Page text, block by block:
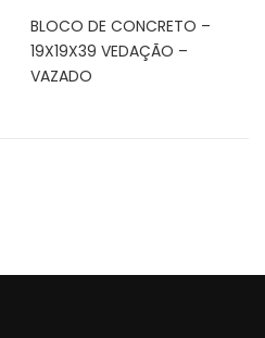
BLOCO DE CONCRETO –
19X19X39 VEDAÇÃO –
VAZADO